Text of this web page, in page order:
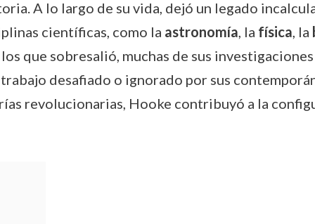
A lo largo de su vida, dejó un legado
científicas, como la astronomía, la física, la
que sobresalió, muchas de sus
desafiado o ignorado por sus
revolucionarias, Hooke contribuyó a la